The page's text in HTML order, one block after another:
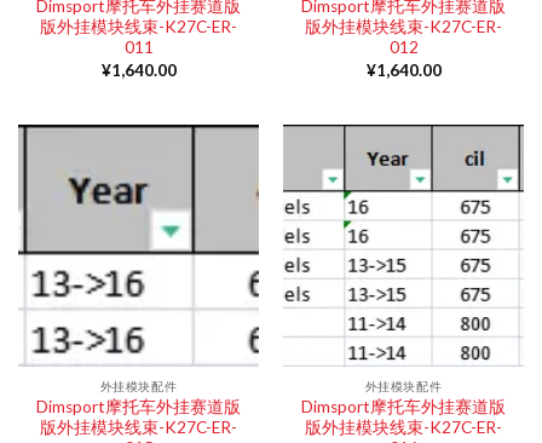
Dimsport摩托车外挂赛道版
版外挂模块线束-K27C-ER-
011
¥1,640.00
Dimsport摩托车外挂赛道版
版外挂模块线束-K27C-ER-
012
¥1,640.00
外挂模块配件
Dimsport摩托车外挂赛道版
版外挂模块线束-K27C-ER-
外挂模块配件
Dimsport摩托车外挂赛道版
版外挂模块线束-K27C-ER-